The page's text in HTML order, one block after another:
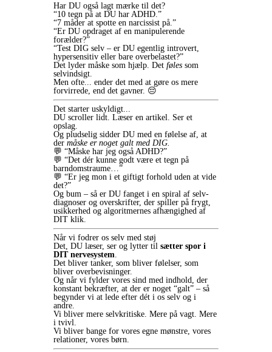
Har DU også lagt mærke til det?
“10 tegn på at DU har ADHD.”
“7 måder at spotte en narcissist på.”
“Er DU opdraget af en manipulerende
forælder?”
“Test DIG selv – er DU egentlig introvert,
hypersensitiv eller bare overbelastet?”
Det lyder måske som hjælp. Det føles som
selvindsigt.
Men ofte... ender det med at gøre os mere
forvirrede, end det gavner. 😔
Det starter uskyldigt...
DU scroller lidt. Læser en artikel. Ser et
opslag.
Og pludselig sidder DU med en følelse af, at
der måske er noget galt med DIG.
💬 “Måske har jeg også ADHD?”
💬 “Det dér kunne godt være et tegn på
barndomstraume…”
💬 “Er jeg mon i et giftigt forhold uden at vide
det?”
Og bum – så er DU fanget i en spiral af selv-
diagnoser og overskrifter, der spiller på frygt,
usikkerhed og algoritmernes afhængighed af
DIT klik.
Når vi fodrer os selv med støj
Det, DU læser, ser og lytter til sætter spor i
DIT nervesystem
Det bliver tanker, som bliver følelser, som
bliver overbevisninger.
Og når vi fylder vores sind med indhold, der
konstant bekræfter, at der er noget “galt” – så
begynder vi at lede efter dét i os selv og i
andre.
Vi bliver mere selvkritiske. Mere på vagt. Mere
i tvivl.
Vi bliver bange for vores egne mønstre, vores
relationer, vores børn.